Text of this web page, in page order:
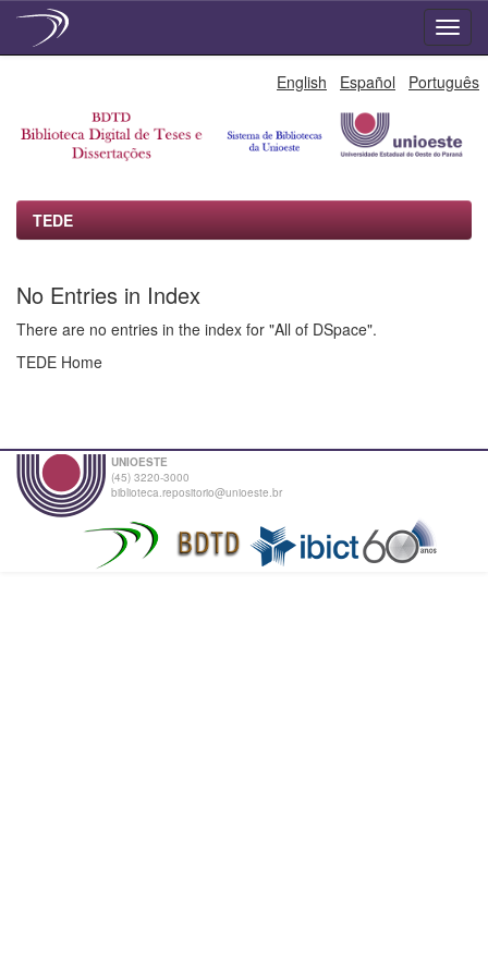
English Español Português
TEDE
No Entries in Index
There are no entries in the index for "All of DSpace".
TEDE Home
UNIOESTE
(45) 3220-3000
biblioteca.repositorio@unioeste.br